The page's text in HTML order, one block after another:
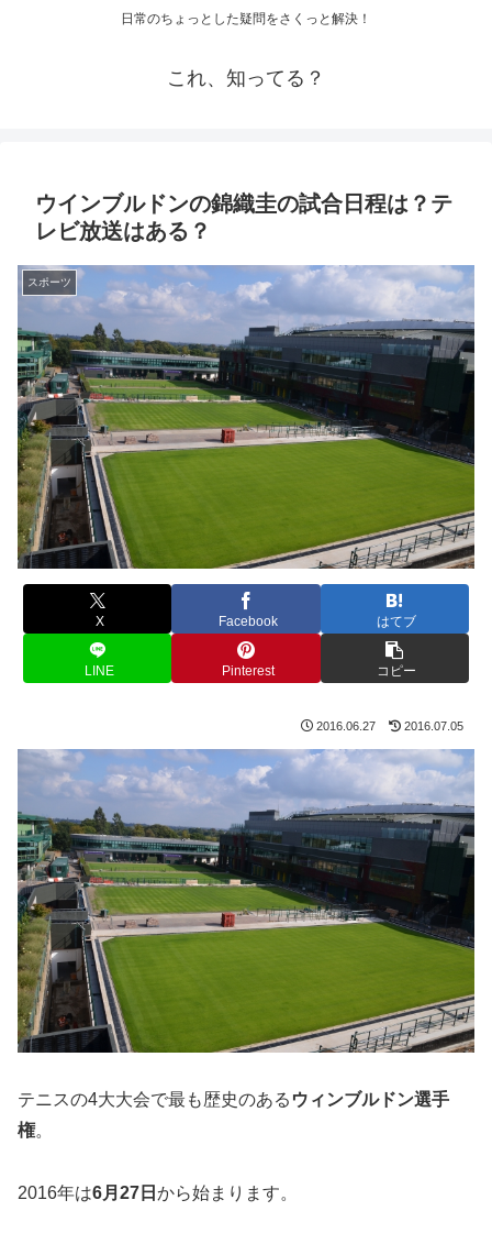
日常のちょっとした疑問をさくっと解決！
これ、知ってる？
ウインブルドンの錦織圭の試合日程は？テ
レビ放送はある？
スポーツ
X Facebook はてブ
LINE Pinterest コピー
2016.06.27 2016.07.05
テニスの4大大会で最も歴史のある ウィンブルドン選手
権。
2016年は6月27日 から始まります。